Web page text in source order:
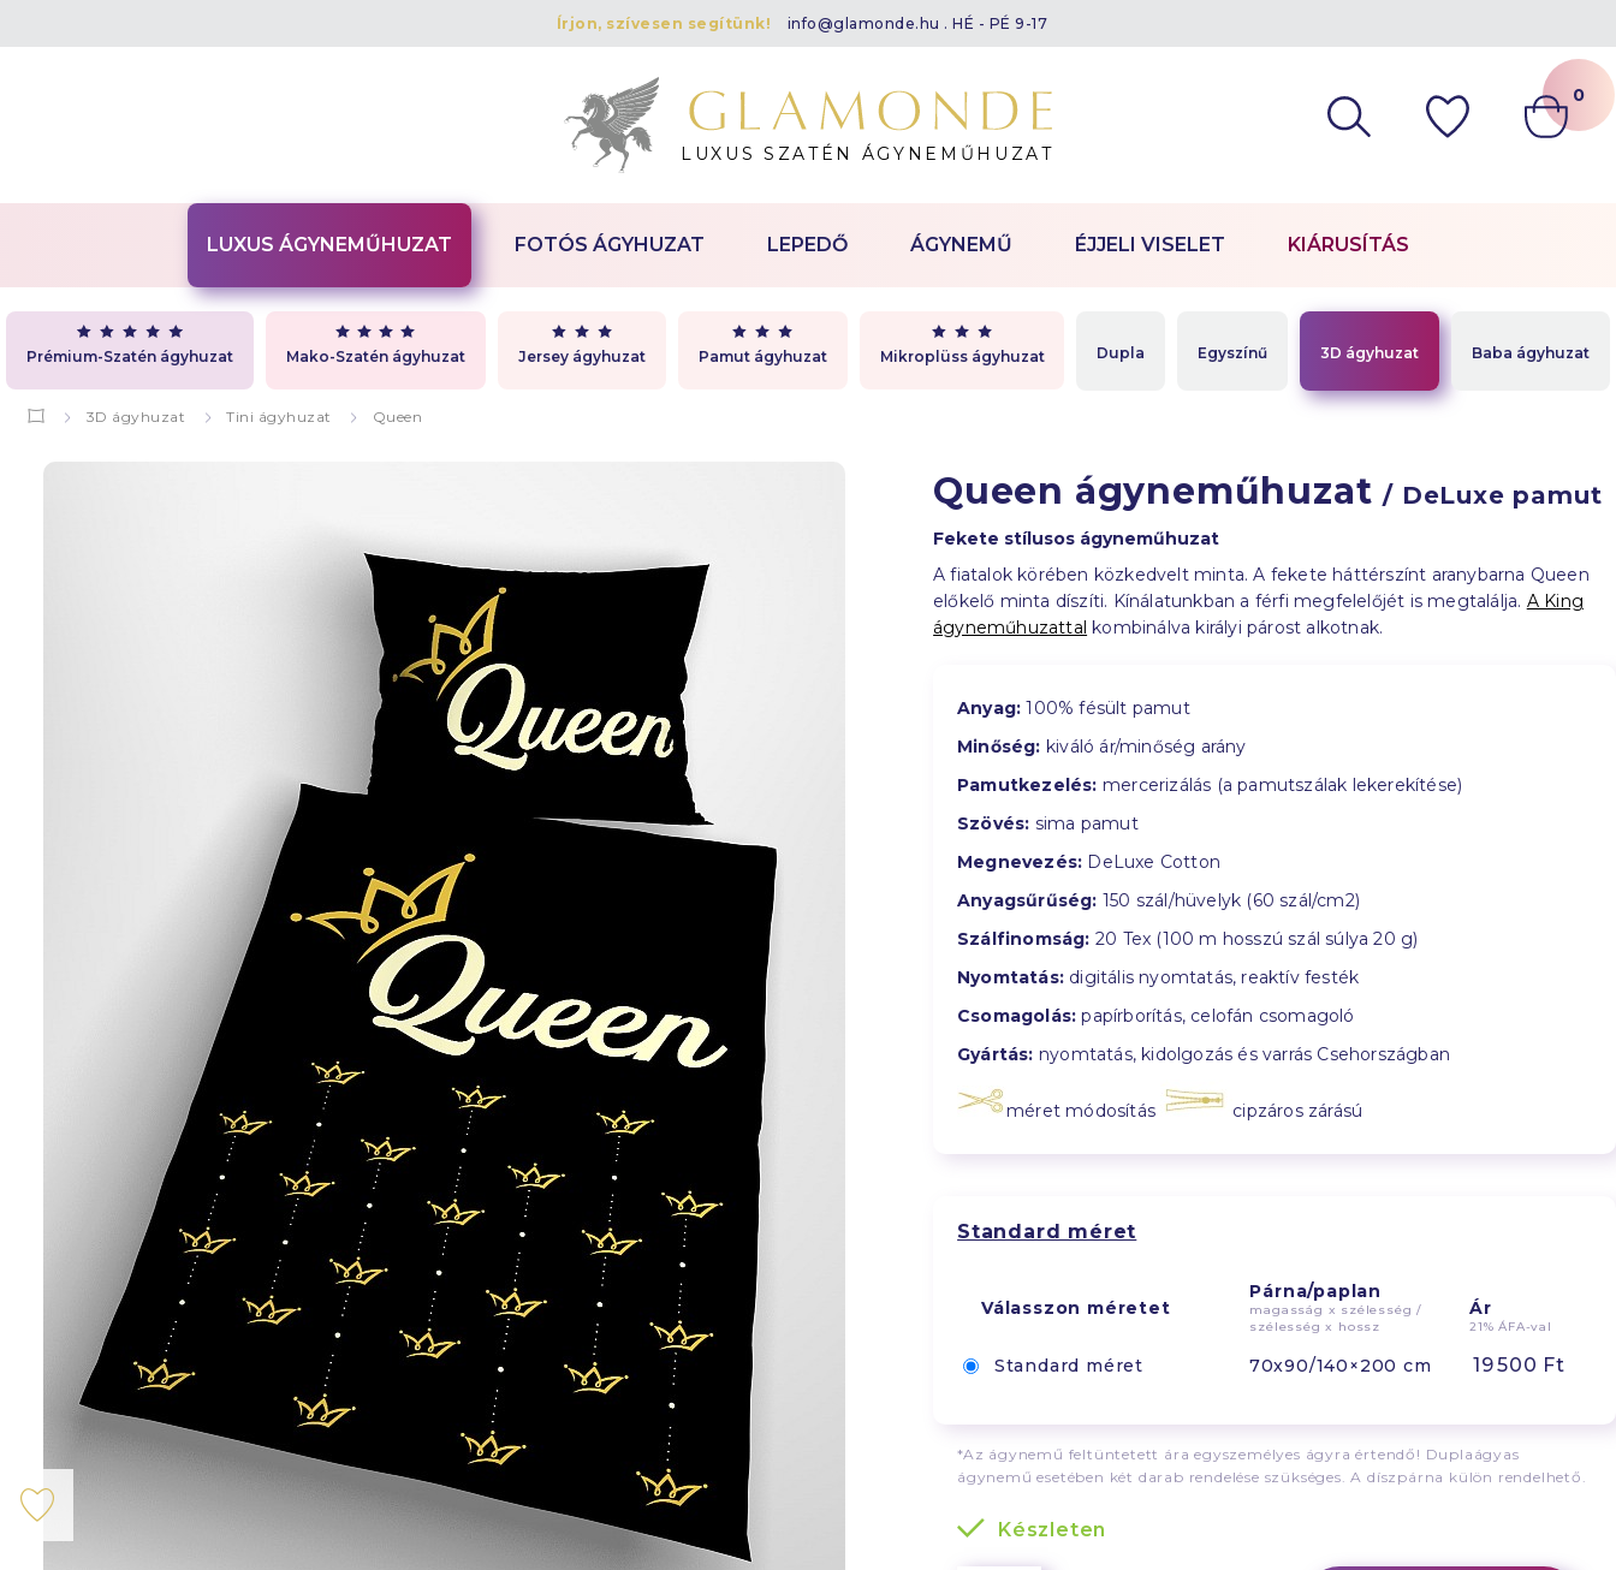
Írjon, szívesen segítünk! info@glamonde.hu . HÉ - PÉ 9-17
LUXUS SZATÉN ÁGYNEMŰHUZAT
0
LUXUS ÁGYNEMŰHUZAT
Prémium-Szatén ágyhuzat Mako-Szatén ágyhuzat Jersey ágyhuzat Pamut ágyhuzat Mikroplüss ágyhuzat Dupla Egyszínű 3D ágyhuzat Baba ágyhuzat
FOTÓS ÁGYHUZAT LEPEDŐ ÁGYNEMŰ ÉJJELI VISELET KIÁRUSÍTÁS
3D ágyhuzat Tini ágyhuzat Queen
Queen ágyneműhuzat/ DeLuxe pamut
Fekete stílusos ágyneműhuzat
A fiatalok körében közkedvelt minta. A fekete háttérszínt aranybarna Queen
előkelő minta díszíti. Kínálatunkban a férfi megfelelőjét is megtalálja. A King
ágyneműhuzattal kombinálva királyi párost alkotnak.
Anyag: 100% fésült pamut
Minőség: kiváló ár/minőség arány
Pamutkezelés: mercerizálás (a pamutszálak lekerekítése)
Szövés: sima pamut
Megnevezés: DeLuxe Cotton
Anyagsűrűség: 150 szál/hüvelyk (60 szál/cm2)
Szálfinomság: 20 Tex (100 m hosszú szál súlya 20 g)
Nyomtatás: digitális nyomtatás, reaktív festék
Csomagolás: papírborítás, celofán csomagoló
Gyártás: nyomtatás, kidolgozás és varrás Csehországban
méret módosítás cipzáros zárású
Standard méret
Válasszon méretet
Párna/paplan
magasság x szélesség /
szélesség x hossz
Ár
21% ÁFA-val
Standard méret 70x90/140×200 cm 19 500 Ft
*Az ágynemű feltüntetett ára egyszemélyes ágyra értendő! Duplaágyas
ágynemű esetében két darab rendelése szükséges. A díszpárna külön rendelhető.
Készleten